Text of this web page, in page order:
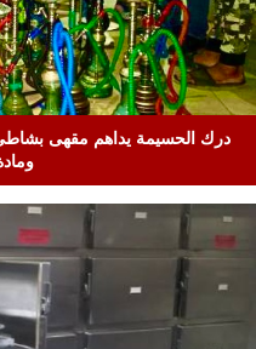
درك الحسيمة يداهم مقهى